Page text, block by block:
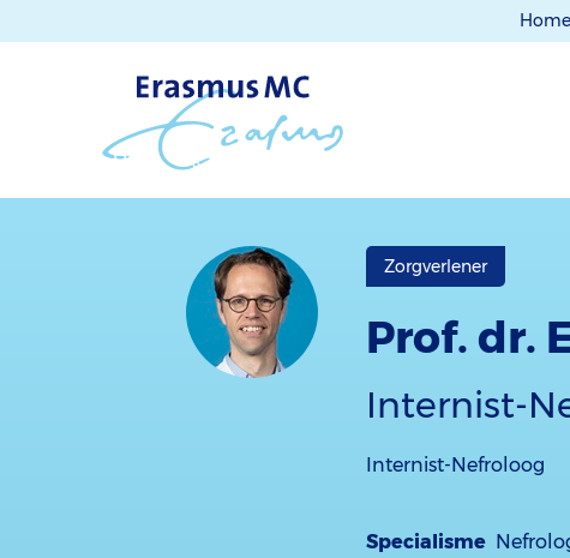
Home
Zorgverlener
Prof. dr.
Internist-
Internist-Nefroloog
Specialisme